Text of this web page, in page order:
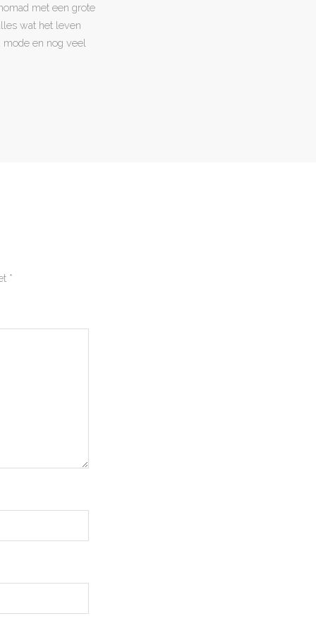
met een grote
wat het leven
mode en nog veel
*